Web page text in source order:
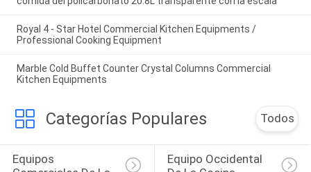
Royal 4 - Star Hotel Commercial Kitchen Equipments /
Professional Cooking Equipment
Marble Cold Buffet Counter Crystal Columns Commercial
Kitchen Equipments
Categorías Populares Todos
Equipos
Equipo Occidental